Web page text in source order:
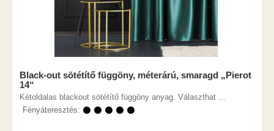
Black-out sötétítő függöny, méterárú, smaragd „Pierot
14“
Kétoldalas blackout sötétítő függöny anyag. Választhat ...
Fényáteresztés: ⚫ ⚫ ⚫ ⚫ ⚫